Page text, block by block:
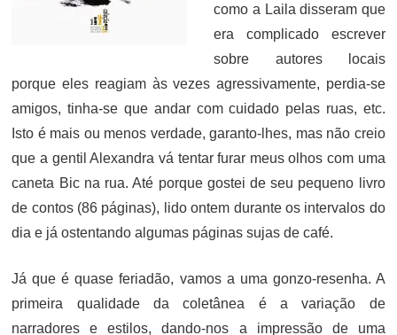
como a Laila disseram que
era complicado escrever
sobre autores locais
porque eles reagiam às vezes agressivamente, perdia-se
amigos, tinha-se que andar com cuidado pelas ruas, etc.
Isto é mais ou menos verdade, garanto-lhes, mas não creio
que a gentil Alexandra vá tentar furar meus olhos com uma
caneta Bic na rua. Até porque gostei de seu pequeno livro
de contos (86 páginas), lido ontem durante os intervalos do
dia e já ostentando algumas páginas sujas de café.
Já que é quase feriadão, vamos a uma gonzo-resenha. A
primeira qualidade da coletânea é a variação de
narradores e estilos, dando-nos a impressão de uma